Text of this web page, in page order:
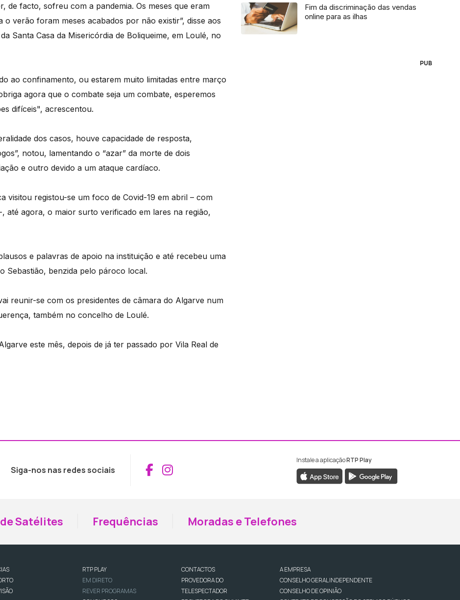
de facto, sofreu com a pandemia. Os meses que eram
verão foram meses acabados por não existir”, disse aos
Santa Casa da Misericórdia de Boliqueime, em Loulé, no
ao confinamento, ou estarem muito limitadas entre março
agora que o combate seja um combate, esperemos
difíceis", acrescentou.
dos casos, houve capacidade de resposta,
notou, lamentando o “azar” da morte de dois
e outro devido a um ataque cardíaco.
visitou registou-se um foco de Covid-19 em abril – com
até agora, o maior surto verificado em lares na região,
e palavras de apoio na instituição e até recebeu uma
Sebastião, benzida pelo pároco local.
reunir-se com os presidentes de câmara do Algarve num
também no concelho de Loulé.
este mês, depois de já ter passado por Vila Real de
Fim da discriminação das vendas
online para as ilhas
PUB
Siga-nos nas redes sociais Aceder ao Facebook da RTP Madeira
Aceder ao Instagram da RTP Madeira
Instale a aplicaçãoRTP Play
Satélites Frequências Moradas e Telefones
RTP PLAY
EM DIRETO
REVER PROGRAMAS
CONTACTOS
PROVEDORA DO
TELESPECTADOR
A EMPRESA
CONSELHO GERAL INDEPENDENTE
CONSELHO DE OPINIÃO